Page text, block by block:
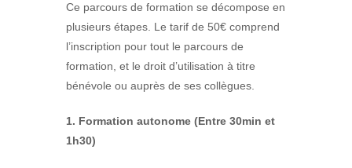
Ce parcours de formation se décompose en
plusieurs étapes. Le tarif de 50€ comprend
l’inscription pour tout le parcours de
formation, et le droit d’utilisation à titre
bénévole ou auprès de ses collègues.
1. Formation autonome (Entre 30min et
1h30)